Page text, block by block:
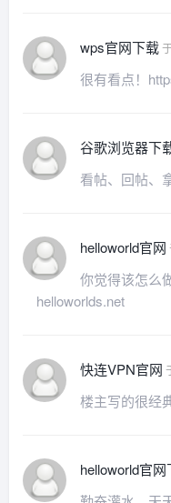
wps官网下载
很有看点！
谷歌浏览器下
看帖、回帖、
helloworld官网
你觉得该怎么
helloworlds.net
快连VPN官网
楼主写的很经
helloworld官网